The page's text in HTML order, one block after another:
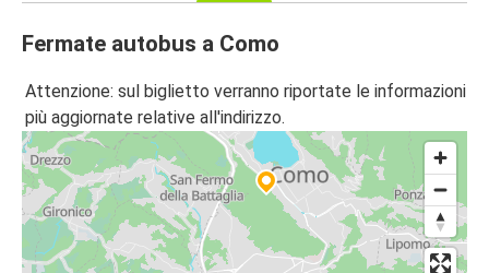
Fermate autobus a Como
Attenzione: sul biglietto verranno riportate le informazioni
più aggiornate relative all'indirizzo.